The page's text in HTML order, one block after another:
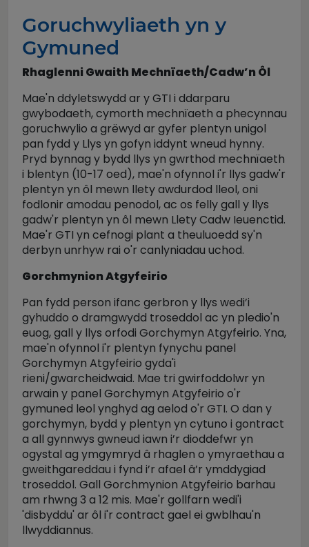
Goruchwyliaeth yn y
Gymuned
Rhaglenni Gwaith Mechnïaeth/Cadw’n Ôl
Mae'n ddyletswydd ar y GTI i ddarparu
gwybodaeth, cymorth mechnïaeth a phecynnau
goruchwylio a grëwyd ar gyfer plentyn unigol
pan fydd y Llys yn gofyn iddynt wneud hynny.
Pryd bynnag y bydd llys yn gwrthod mechnïaeth
i blentyn (10-17 oed), mae'n ofynnol i'r llys gadw'r
plentyn yn ôl mewn llety awdurdod lleol, oni
fodlonir amodau penodol, ac os felly gall y llys
gadw'r plentyn yn ôl mewn Llety Cadw Ieuenctid.
Mae'r GTI yn cefnogi plant a theuluoedd sy'n
derbyn unrhyw rai o'r canlyniadau uchod.
Gorchmynion Atgyfeirio
Pan fydd person ifanc gerbron y llys wedi’i
gyhuddo o dramgwydd troseddol ac yn pledio'n
euog, gall y llys orfodi Gorchymyn Atgyfeirio. Yna,
mae'n ofynnol i'r plentyn fynychu panel
Gorchymyn Atgyfeirio gyda'i
rieni/gwarcheidwaid. Mae tri gwirfoddolwr yn
arwain y panel Gorchymyn Atgyfeirio o'r
gymuned leol ynghyd ag aelod o'r GTI. O dan y
gorchymyn, bydd y plentyn yn cytuno i gontract
a all gynnwys gwneud iawn i’r dioddefwr yn
ogystal ag ymgymryd â rhaglen o ymyraethau a
gweithgareddau i fynd i’r afael â’r ymddygiad
troseddol. Gall Gorchmynion Atgyfeirio barhau
am rhwng 3 a 12 mis. Mae'r gollfarn wedi'i
'disbyddu' ar ôl i'r contract gael ei gwblhau'n
llwyddiannus.